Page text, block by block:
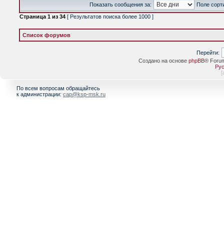
Показать сообщения за:
Поле
Страница 1 из 34 [ Результатов поиска более 1000 ]
Список форумов
Перейти:
Создано на основе phpBB®
[
По всем вопросам обращайтесь
к администрации: cap@ksp-msk.ru